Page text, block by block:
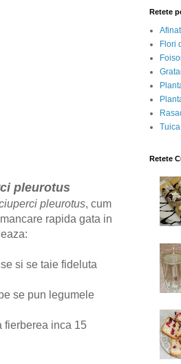
pleurotus
pleurotus, cum
rapida gata in
si se taie fideluta
se pun legumele
fierberea inca 15
Retete
Flori
Retete